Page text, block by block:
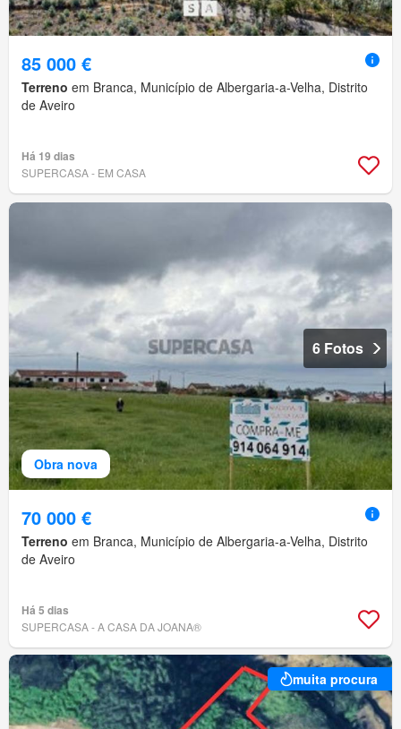
85 000 €
Terreno em Branca, Município de Albergaria-a-Velha, Distrito
de Aveiro
Há 19 dias
SUPERCASA - EM CASA
Obra nova
6 Fotos
70 000 €
Terreno em Branca, Município de Albergaria-a-Velha, Distrito
de Aveiro
Há 5 dias
SUPERCASA - A CASA DA JOANA®
muita procura